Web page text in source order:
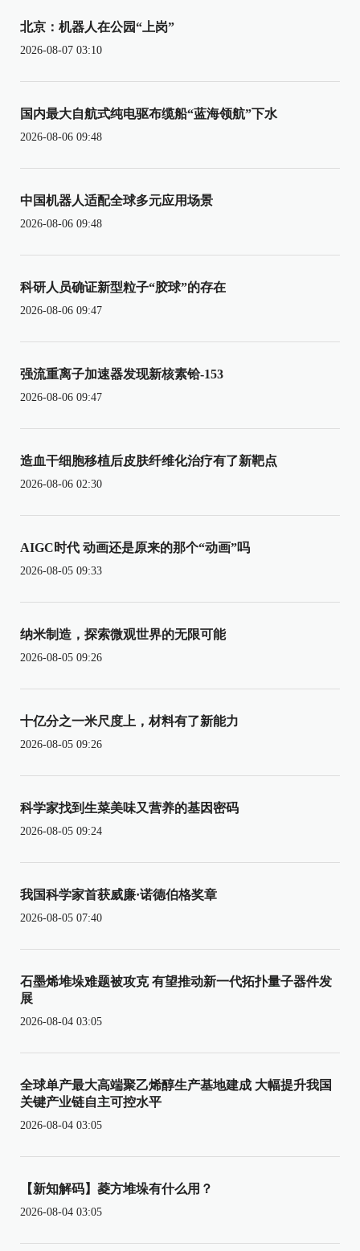
北京：机器人在公园“上岗”
2026-08-07 03:10
国内最大自航式纯电驱布缆船“蓝海领航”下水
2026-08-06 09:48
中国机器人适配全球多元应用场景
2026-08-06 09:48
科研人员确证新型粒子“胶球”的存在
2026-08-06 09:47
强流重离子加速器发现新核素铪-153
2026-08-06 09:47
造血干细胞移植后皮肤纤维化治疗有了新靶点
2026-08-06 02:30
AIGC时代 动画还是原来的那个“动画”吗
2026-08-05 09:33
纳米制造，探索微观世界的无限可能
2026-08-05 09:26
十亿分之一米尺度上，材料有了新能力
2026-08-05 09:26
科学家找到生菜美味又营养的基因密码
2026-08-05 09:24
我国科学家首获威廉·诺德伯格奖章
2026-08-05 07:40
石墨烯堆垛难题被攻克 有望推动新一代拓扑量子器件发
展
2026-08-04 03:05
全球单产最大高端聚乙烯醇生产基地建成 大幅提升我国
关键产业链自主可控水平
2026-08-04 03:05
【新知解码】菱方堆垛有什么用？
2026-08-04 03:05